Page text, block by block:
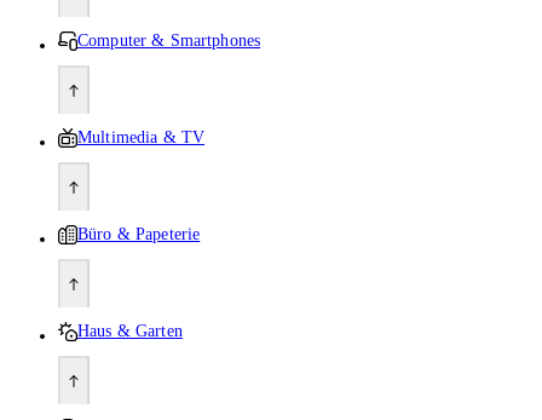
Computer & Smartphones
Multimedia & TV
Büro & Papeterie
Haus & Garten